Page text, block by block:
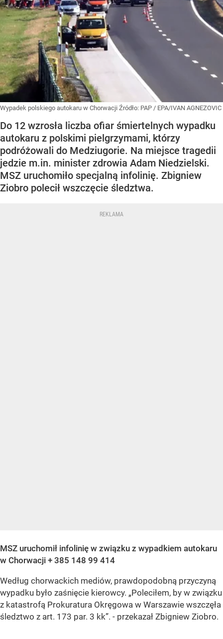
Wypadek polskiego autokaru w Chorwacji Źródło: PAP / EPA/IVAN AGNEZOVIC
Do 12 wzrosła liczba ofiar śmiertelnych wypadku
autokaru z polskimi pielgrzymami, którzy
podróżowali do Medziugorie. Na miejsce tragedii
jedzie m.in. minister zdrowia Adam Niedzielski.
MSZ uruchomiło specjalną infolinię. Zbigniew
Ziobro polecił wszczęcie śledztwa.
MSZ uruchomił infolinię w związku z wypadkiem autokaru
w Chorwacji + 385 148 99 414
Według chorwackich mediów, prawdopodobną przyczyną
wypadku było zaśnięcie kierowcy. „Poleciłem, by w związku
z katastrofą Prokuratura Okręgowa w Warszawie wszczęła
śledztwo z art. 173 par. 3 kk”. - przekazał Zbigniew Ziobro.